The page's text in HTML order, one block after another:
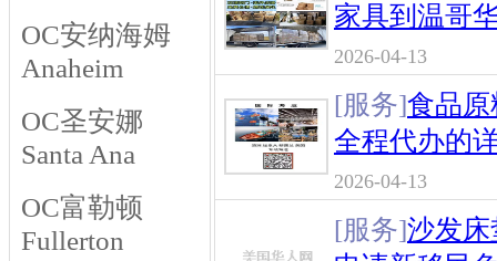
OC安纳海姆
Anaheim
OC圣安娜
Santa Ana
OC富勒顿
Fullerton
家具到温哥
2026-04-13
[服务]食品
全程代办的
2026-04-13
[服务]沙发